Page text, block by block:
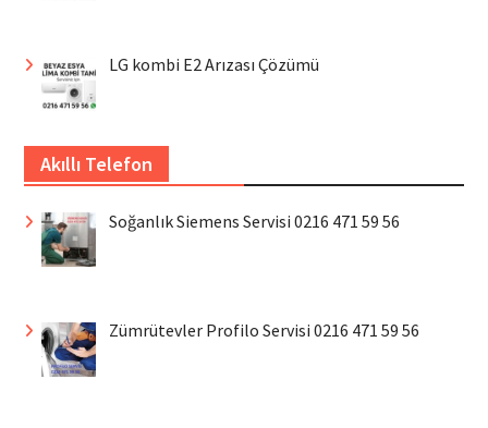
LG kombi E2 Arızası Çözümü
Akıllı Telefon
Soğanlık Siemens Servisi 0216 471 59 56
Zümrütevler Profilo Servisi 0216 471 59 56